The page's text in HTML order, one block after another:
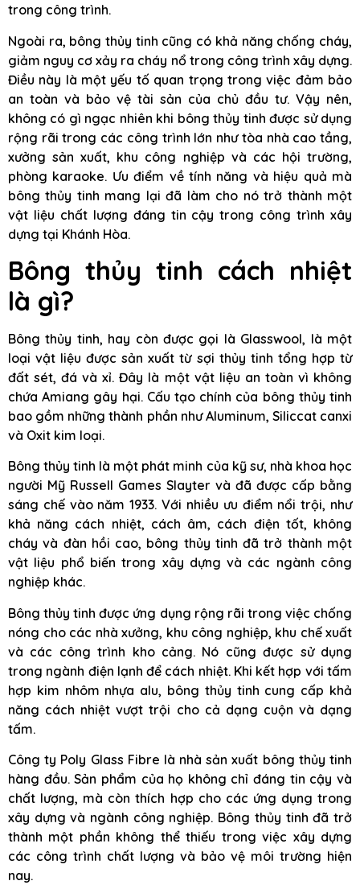
trong công trình.
Ngoài ra, bông thủy tinh cũng có khả năng chống cháy,
giảm nguy cơ xảy ra cháy nổ trong công trình xây dựng.
Điều này là một yếu tố quan trọng trong việc đảm bảo
an toàn và bảo vệ tài sản của chủ đầu tư. Vậy nên,
không có gì ngạc nhiên khi bông thủy tinh được sử dụng
rộng rãi trong các công trình lớn như tòa nhà cao tầng,
xưởng sản xuất, khu công nghiệp và các hội trường,
phòng karaoke. Ưu điểm về tính năng và hiệu quả mà
bông thủy tinh mang lại đã làm cho nó trở thành một
vật liệu chất lượng đáng tin cậy trong công trình xây
dựng tại Khánh Hòa.
Bông thủy tinh cách nhiệt
là gì?
Bông thủy tinh, hay còn được gọi là Glasswool, là một
loại vật liệu được sản xuất từ sợi thủy tinh tổng hợp từ
đất sét, đá và xỉ. Đây là một vật liệu an toàn vì không
chứa Amiang gây hại. Cấu tạo chính của bông thủy tinh
bao gồm những thành phần như Aluminum, Siliccat canxi
và Oxit kim loại.
Bông thủy tinh là một phát minh của kỹ sư, nhà khoa học
người Mỹ Russell Games Slayter và đã được cấp bằng
sáng chế vào năm 1933. Với nhiều ưu điểm nổi trội, như
khả năng cách nhiệt, cách âm, cách điện tốt, không
cháy và đàn hồi cao, bông thủy tinh đã trở thành một
vật liệu phổ biến trong xây dựng và các ngành công
nghiệp khác.
Bông thủy tinh được ứng dụng rộng rãi trong việc chống
nóng cho các nhà xưởng, khu công nghiệp, khu chế xuất
và các công trình kho cảng. Nó cũng được sử dụng
trong ngành điện lạnh để cách nhiệt. Khi kết hợp với tấm
hợp kim nhôm nhựa alu, bông thủy tinh cung cấp khả
năng cách nhiệt vượt trội cho cả dạng cuộn và dạng
tấm.
Công ty Poly Glass Fibre là nhà sản xuất bông thủy tinh
hàng đầu. Sản phẩm của họ không chỉ đáng tin cậy và
chất lượng, mà còn thích hợp cho các ứng dụng trong
xây dựng và ngành công nghiệp. Bông thủy tinh đã trở
thành một phần không thể thiếu trong việc xây dựng
các công trình chất lượng và bảo vệ môi trường hiện
nay.